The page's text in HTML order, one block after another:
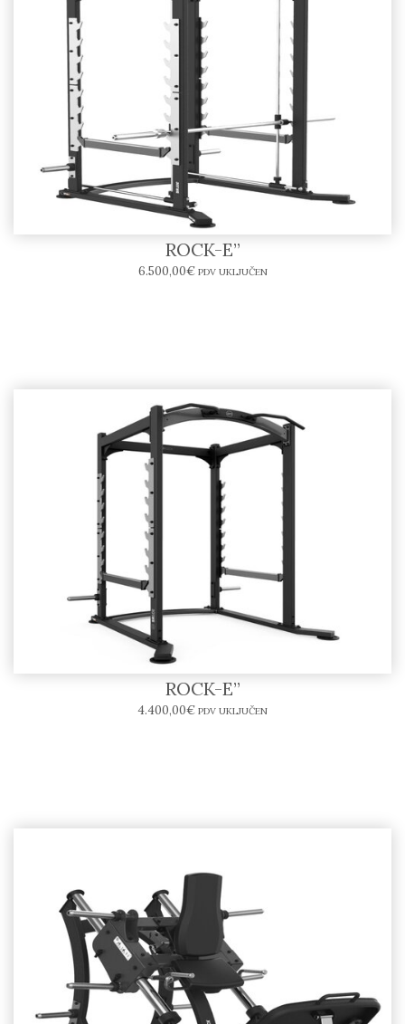
3D Power Rack SR10-P – BODYTONE “SOLID
ROCK-E”
6.500,00€ PDV UKLJUČEN
Power Rack SR10-E – BODYTONE “SOLID
ROCK-E”
4.400,00€ PDV UKLJUČEN